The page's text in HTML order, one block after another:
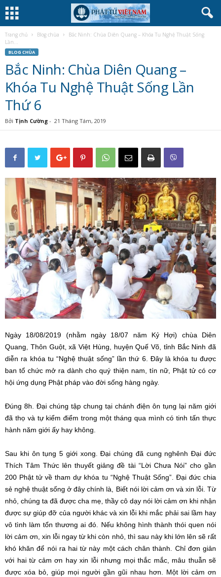
Trang chủ Blog chùa
Bắc Ninh: Chùa Diên Quang – Khóa Tu Nghệ Thuật Sống
Lần...
BLOG CHÙA
Bắc Ninh: Chùa Diên Quang –
Khóa Tu Nghệ Thuật Sống Lần
Thứ 6
Bởi Tịnh Cường - 21 Tháng Tám, 2019
Ngày 18/08/2019 (nhằm ngày 18/07 năm Kỷ Hợi) chùa Diên
Quang, Thôn Guột, xã Việt Hùng, huyện Quế Võ, tỉnh Bắc Ninh đã
diễn ra khóa tu “Nghệ thuật sống” lần thứ 6. Đây là khóa tu được
ban tổ chức mở ra dành cho quý thiện nam, tín nữ, Phật tử có cơ
hội ứng dụng Phật pháp vào đời sống hàng ngày.
Đúng 8h. Đại chúng tập chung tại chánh điện ôn tụng lại năm giới
đã thọ và tự kiểm điểm trong một tháng qua mình có tinh tấn thực
hành năm giới ấy hay không.
Sau khi ôn tụng 5 giới xong. Đại chúng đã cung nghênh Đại đức
Thích Tâm Thức lên thuyết giảng đề tài “Lời Chưa Nói” cho gần
200 Phật tử về tham dự khóa tu “Nghệ Thuật Sống”. Đại đức chia
sẻ nghệ thuật sống ở đây chính là, Biết nói lời cảm ơn và xin lỗi. Từ
nhỏ, chúng ta đã được cha mẹ, thầy cô dạy nói lời cảm ơn khi nhận
được sự giúp đỡ của người khác và xin lỗi khi mắc phải sai lầm hay
vô tình làm tổn thương ai đó. Nếu không hình thành thói quen nói
lời cảm ơn, xin lỗi ngay từ khi còn nhỏ, thì sau này khi lớn lên sẽ rất
khó khăn để nói ra hai từ này một cách chân thành. Chỉ đơn giản
với hai từ cảm ơn hay xin lỗi nhưng mọi thắc mắc, mâu thuẫn sẽ
được xóa bỏ, giúp mọi người gần gũi nhau hơn. Một lời cảm ơn